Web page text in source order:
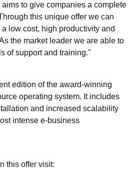
to give companies a complete
this unique offer we can
low cost, high productivity and
the market leader we are able to
of support and training.''
edition of the award-winning
operating system. It includes
and increased scalability
intense e-business
this offer visit: